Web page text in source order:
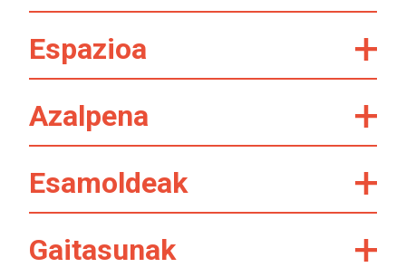
Espazioa
Azalpena
Esamoldeak
Gaitasunak